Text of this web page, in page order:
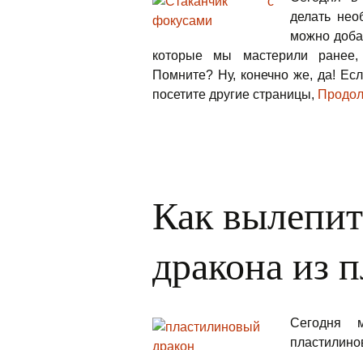
делать
можно
которые мы мастерили ранее,
Помните? Ну, конечно же, да!
посетите другие страницы,
Как
дракона из
Сегодня